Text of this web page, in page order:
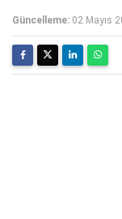
Güncelleme: 02 Mayıs